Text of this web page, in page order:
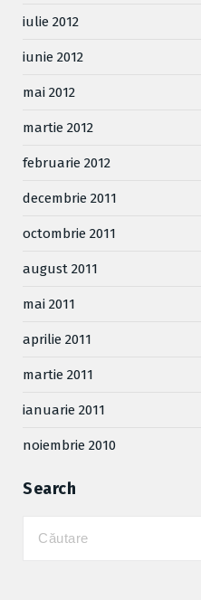
iulie 2012
iunie 2012
mai 2012
martie 2012
februarie 2012
decembrie 2011
octombrie 2011
august 2011
mai 2011
aprilie 2011
martie 2011
ianuarie 2011
noiembrie 2010
Search